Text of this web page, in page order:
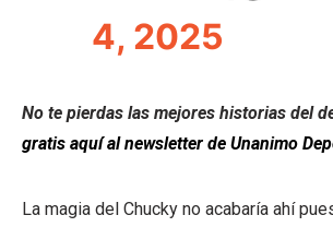
4, 2025
No te pierdas las mejores historias del
gratis aquí al newsletter de Unanimo
La magia del Chucky no acabaría ahí